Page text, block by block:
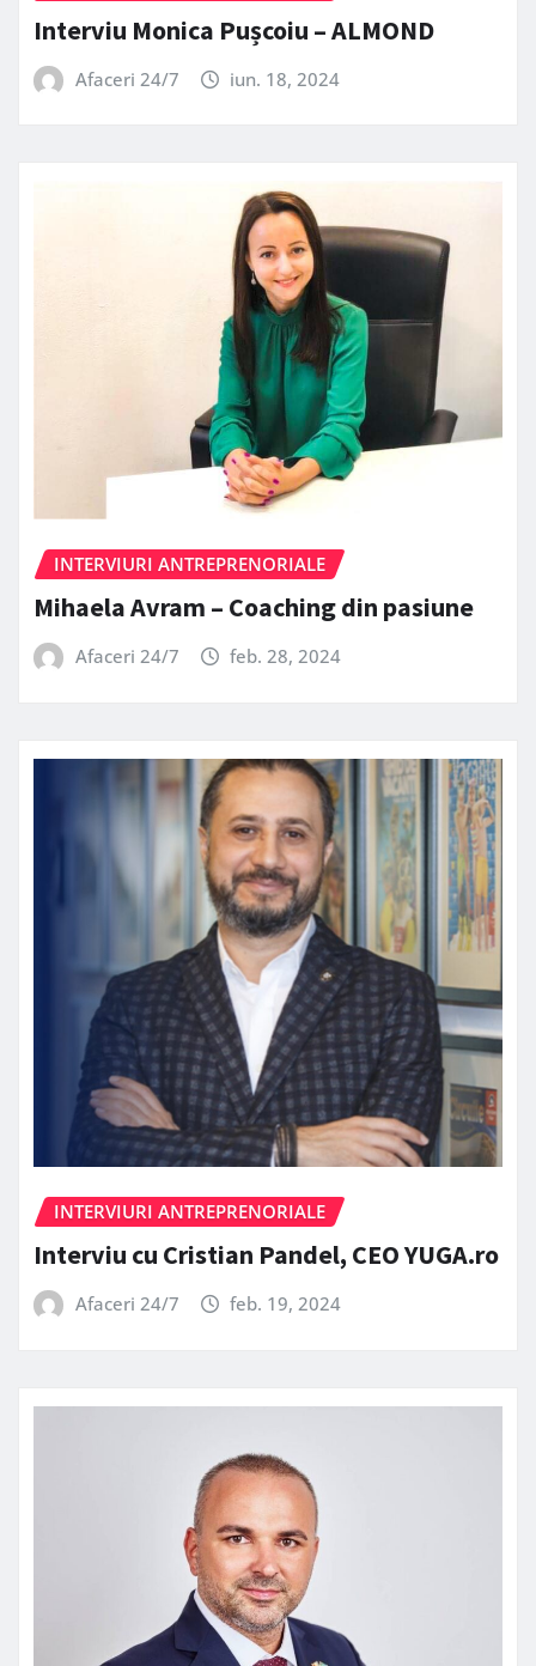
Interviu Monica Pușcoiu – ALMOND
Afaceri 24/7 iun. 18, 2024
INTERVIURI ANTREPRENORIALE
Mihaela Avram – Coaching din pasiune
Afaceri 24/7 feb. 28, 2024
INTERVIURI ANTREPRENORIALE
Interviu cu Cristian Pandel, CEO YUGA.ro
Afaceri 24/7 feb. 19, 2024